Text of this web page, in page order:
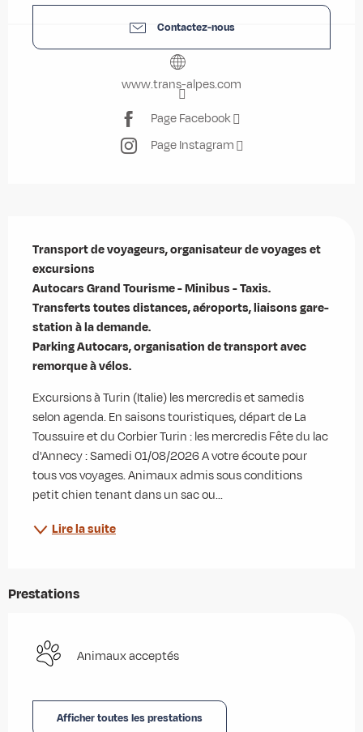
Contactez-nous
www.trans-alpes.com
Page Facebook
Page Instagram
Transport de voyageurs, organisateur de voyages et
excursions
Autocars Grand Tourisme - Minibus - Taxis.
Transferts toutes distances, aéroports, liaisons gare-
station à la demande.
Parking Autocars, organisation de transport avec
remorque à vélos.
Excursions à Turin (Italie) les mercredis et samedis
selon agenda. En saisons touristiques, départ de La
Toussuire et du Corbier Turin : les mercredis Fête du lac
d'Annecy : Samedi 01/08/2026 A votre écoute pour
tous vos voyages. Animaux admis sous conditions
petit chien tenant dans un sac ou...
Lire la suite
Prestations
Animaux acceptés
Afficher toutes les prestations